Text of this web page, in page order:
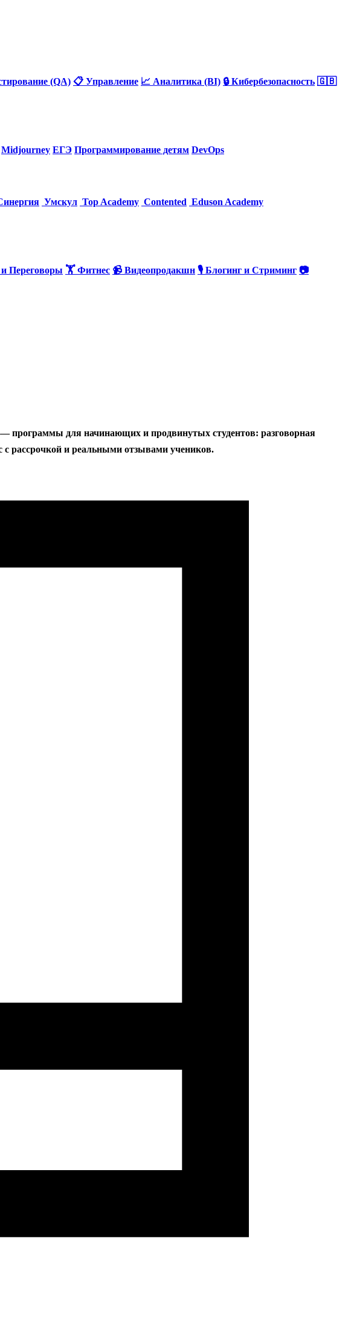
(QA) 📋 Управление 📈 Аналитика (BI) 🔒 Кибербезопасность 🇬🇧
Midjourney ЕГЭ Программирование детям DevOps
Умскул Top Academy Contented Eduson Academy
Переговоры 🏋️ Фитнес 📹 Видеопродакшн 🎙 Блогинг и Стриминг 📷
программы для начинающих и продвинутых студентов: разговорная
рассрочкой и реальными отзывами учеников.